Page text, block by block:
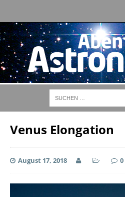
Venus Elongation
August 17, 2018 0